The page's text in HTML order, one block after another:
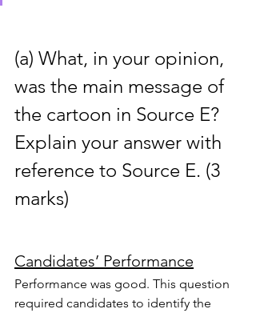
(a) What, in your opinion,
was the main message of
the cartoon in Source E?
Explain your answer with
reference to Source E. (3
marks)
Candidates’ Performance
Performance was good. This question
required candidates to identify the